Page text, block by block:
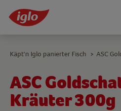
ASC
Kräuter 300g
Käpt'n Iglo panierter Fisch > ASC